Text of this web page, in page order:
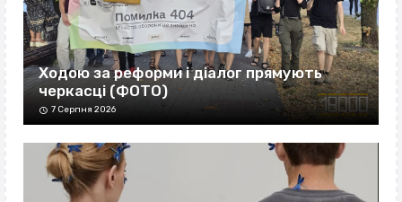
Ходою за реформи і діалог прямують
черкасці (ФОТО)
7 Серпня 2026